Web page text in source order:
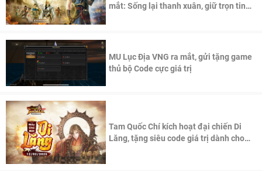
mắt: Sống lại thanh xuân, giữ trọn tinh
MU Lục Địa VNG ra mắt, gửi tặng game
thủ bộ Code cực giá trị
Tam Quốc Chí kích hoạt đại chiến Di
Lăng, tặng siêu code giá trị dành cho